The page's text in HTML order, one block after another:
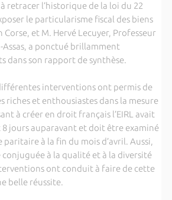
à retracer l’historique de la loi du 22
le particularisme fiscal des biens
et M. Hervé Lecuyer, Professeur
a ponctué brillamment
dans son rapport de synthèse.
interventions ont permis de
riches et enthousiastes dans la mesure
à créer en droit français l’EIRL avait
8 jours auparavant et doit être examiné
à la fin du mois d’avril. Aussi,
à la qualité et à la diversité
ont conduit à faire de cette
belle réussite.